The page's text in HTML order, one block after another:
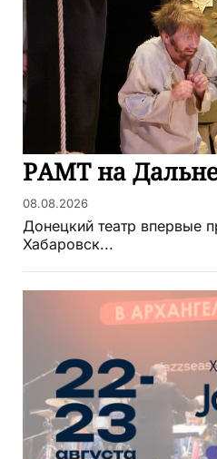
РАМТ на
08.08.2026
Донецкий театр впервые
Хабаровск...